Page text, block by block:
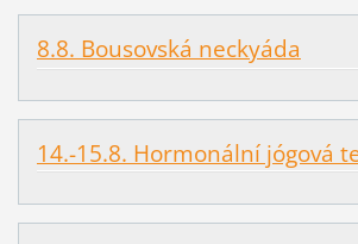
8.8. Bousovská neckyáda
14.-15.8. Hormonální jógová